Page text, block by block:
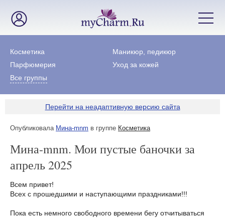
Косметика
Маникюр, педикюр
Парфюмерия
Уход за кожей
Все группы
Перейти на неадаптивную версию сайта
Опубликовала Мина-mnm в группе Косметика
Мина-mnm. Мои пустые баночки за
апрель 2025
Всем привет!
Всех с прошедшими и наступающими праздниками!!!
Пока есть немного свободного времени бегу отчитываться